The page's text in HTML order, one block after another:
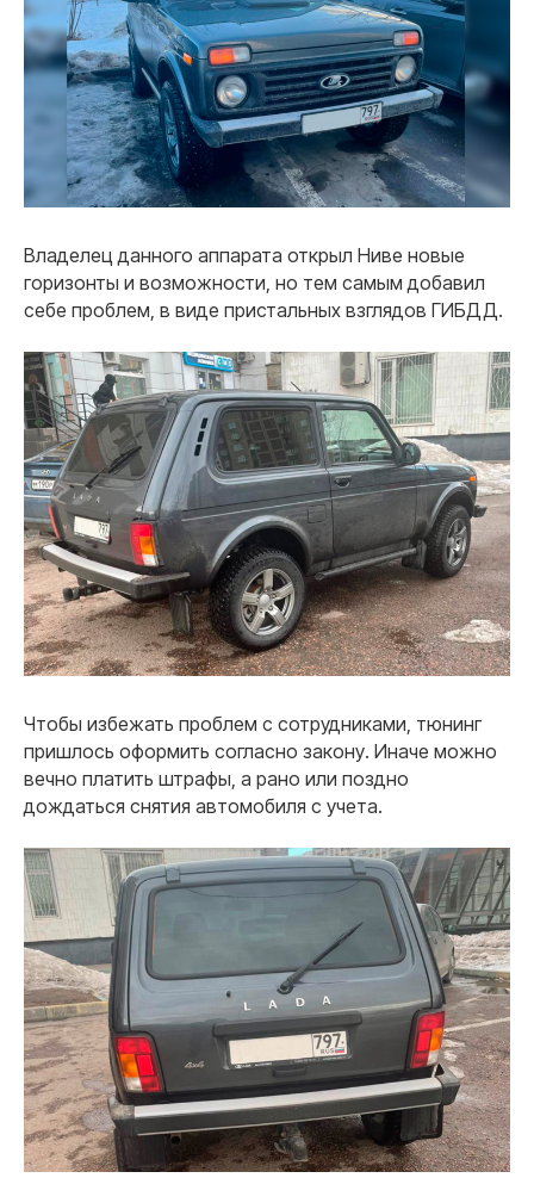
Владелец данного аппарата открыл Ниве новые
горизонты и возможности, но тем самым добавил
себе проблем, в виде пристальных взглядов ГИБДД.
Чтобы избежать проблем с сотрудниками, тюнинг
пришлось оформить согласно закону. Иначе можно
вечно платить штрафы, а рано или поздно
дождаться снятия автомобиля с учета.